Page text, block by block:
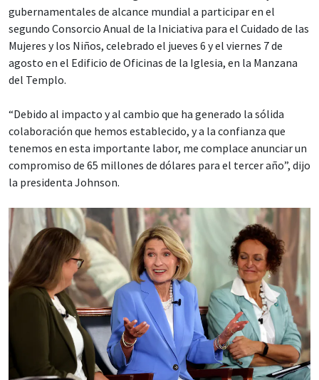
gubernamentales de alcance mundial a participar en el
segundo Consorcio Anual de la Iniciativa para el Cuidado de las
Mujeres y los Niños, celebrado el jueves 6 y el viernes 7 de
agosto en el Edificio de Oficinas de la Iglesia, en la Manzana
del Templo.
“Debido al impacto y al cambio que ha generado la sólida
colaboración que hemos establecido, y a la confianza que
tenemos en esta importante labor, me complace anunciar un
compromiso de 65 millones de dólares para el tercer año”, dijo
la presidenta Johnson.